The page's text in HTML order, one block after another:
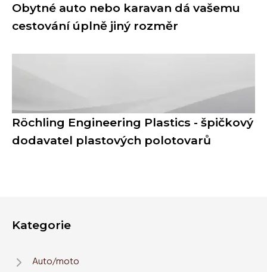
Obytné auto nebo karavan dá vašemu
cestování úplně jiný rozměr
Röchling Engineering Plastics - špičkový
dodavatel plastových polotovarů
Kategorie
Auto/moto